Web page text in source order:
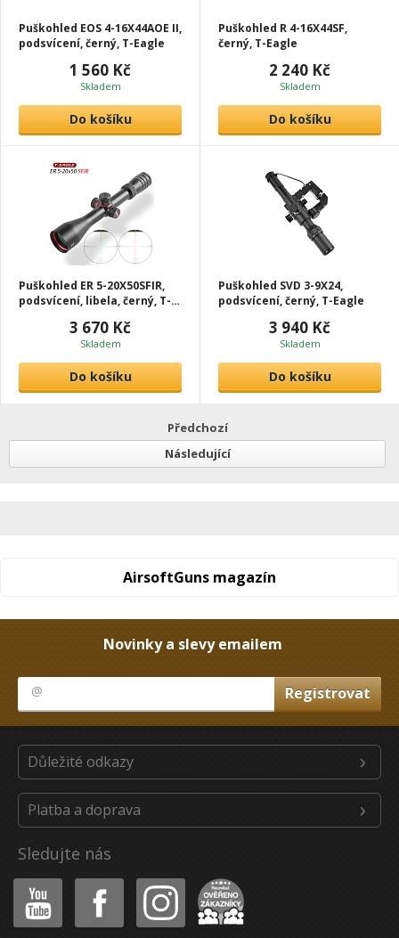
Puškohled EOS 4-16X44AOE II,
podsvícení, černý, T-Eagle
1 560 Kč
Skladem
Do košíku
Puškohled R 4-16X44SF,
černý, T-Eagle
2 240 Kč
Skladem
Do košíku
Puškohled ER 5-20X50SFIR,
podsvícení, libela, černý, T-
3 670 Kč
Skladem
Do košíku
Puškohled SVD 3-9X24,
podsvícení, černý, T-Eagle
3 940 Kč
Skladem
Do košíku
Předchozí
Následující
AirsoftGuns magazín
Novinky a slevy emailem
Důležité odkazy
Platba a doprava
Sledujte nás
Youtube Facebook Instagram Heureka